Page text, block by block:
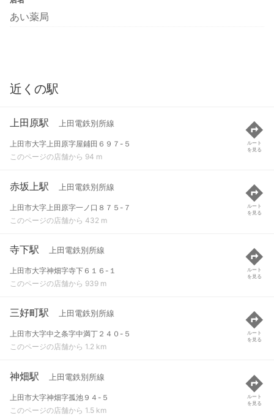
あい薬局
近くの駅
上田原駅 上田電鉄別所線
上田市大字上田原字屋鋪田６９７-５
このページの店舗から 94 m
ルート
を見る
赤坂上駅 上田電鉄別所線
上田市大字上田原字一ノ口８７５-７
このページの店舗から 432 m
ルート
を見る
寺下駅 上田電鉄別所線
上田市大字神畑字寺下６１６-１
このページの店舗から 939 m
ルート
を見る
三好町駅 上田電鉄別所線
上田市大字中之条字中満丁２４０-５
このページの店舗から 1.2 km
ルート
を見る
神畑駅 上田電鉄別所線
上田市大字神畑字孤池９４-５
このページの店舗から 1.5 km
ルート
を見る